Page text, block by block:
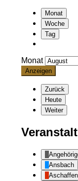
Monat
Woche
Tag
Monat
Zurück
Heute
Weiter
Ansbach